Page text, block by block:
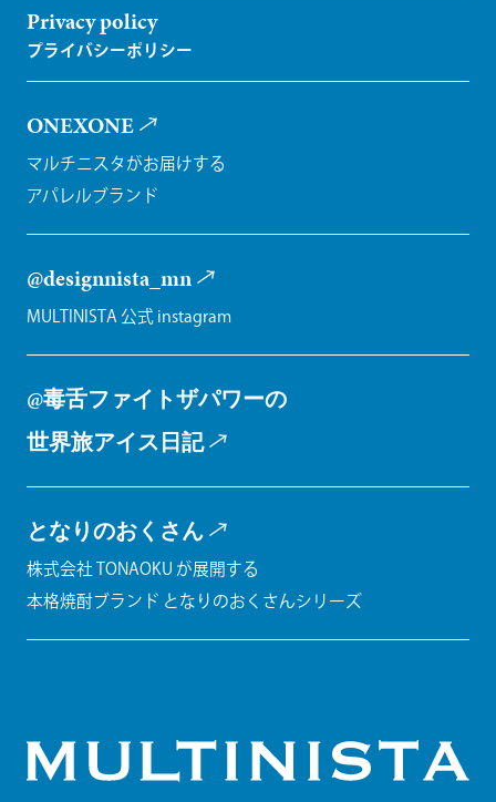
Privacy policy
ONEXONE
マルチニスタがお届けする
アパレルブランド
@designnista_mn
MULTINISTA 公式 instagram
@毒舌ファイトザパワーの
世界旅アイス日記
となりのおくさん
株式会社 TONAOKU が展開する
本格焼酎ブランド となりのおくさんシリーズ